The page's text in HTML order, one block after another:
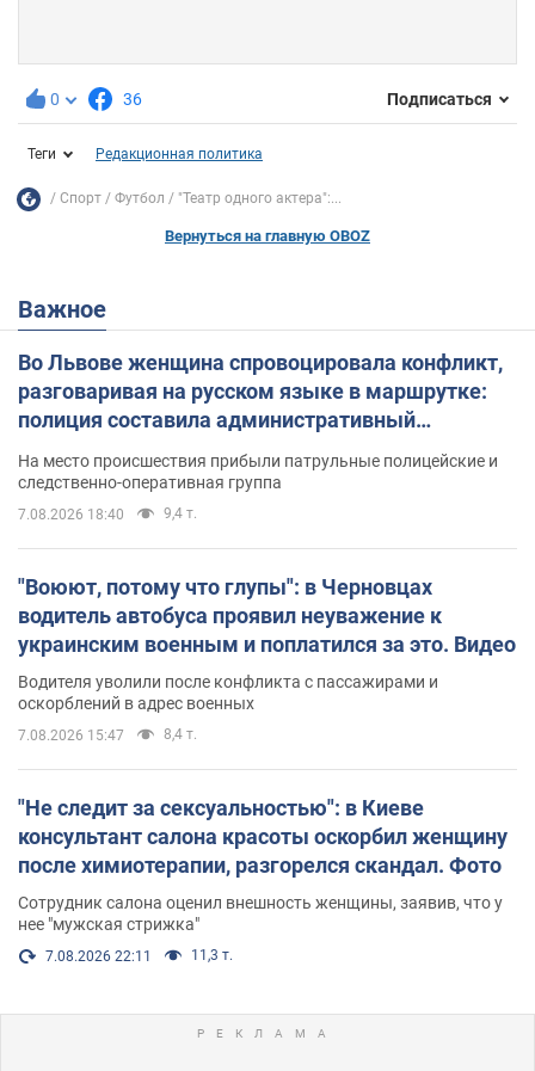
0 36 Подписаться
Теги Редакционная политика
Спорт Футбол "Театр одного актера":...
Вернуться на главную OBOZ
Важное
Во Львове женщина спровоцировала конфликт,
разговаривая на русском языке в маршрутке:
полиция составила административный
На место происшествия прибыли патрульные полицейские и
следственно-оперативная группа
7.08.2026 18:40 9,4 т.
"Воюют, потому что глупы": в Черновцах
водитель автобуса проявил неуважение к
украинским военным и поплатился за это. Видео
Водителя уволили после конфликта с пассажирами и
оскорблений в адрес военных
7.08.2026 15:47 8,4 т.
"Не следит за сексуальностью": в Киеве
консультант салона красоты оскорбил женщину
после химиотерапии, разгорелся скандал. Фото
Сотрудник салона оценил внешность женщины, заявив, что у
нее "мужская стрижка"
7.08.2026 22:11 11,3 т.